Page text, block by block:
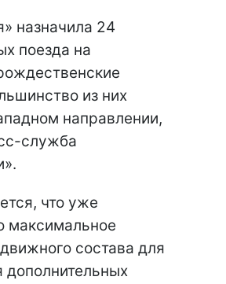
назначила 24
поезда на
из них
направлении,
служба
что уже
максимальное
состава для